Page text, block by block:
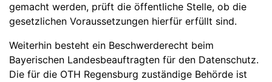
gemacht werden, prüft die öffentliche Stelle, ob die
gesetzlichen Voraussetzungen hierfür erfüllt sind.
Weiterhin besteht ein Beschwerderecht beim
Bayerischen Landesbeauftragten für den Datenschutz.
Die für die OTH Regensburg zuständige Behörde ist